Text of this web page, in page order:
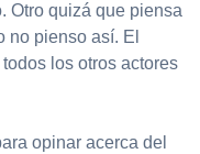
Otro quizá que piensa
no pienso así. El
los otros actores
opinar acerca del